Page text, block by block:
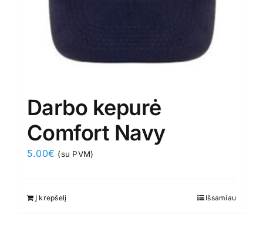
Darbo kepurė
Comfort Navy
5.00€ (su PVM)
Į krepšelį Išsamiau